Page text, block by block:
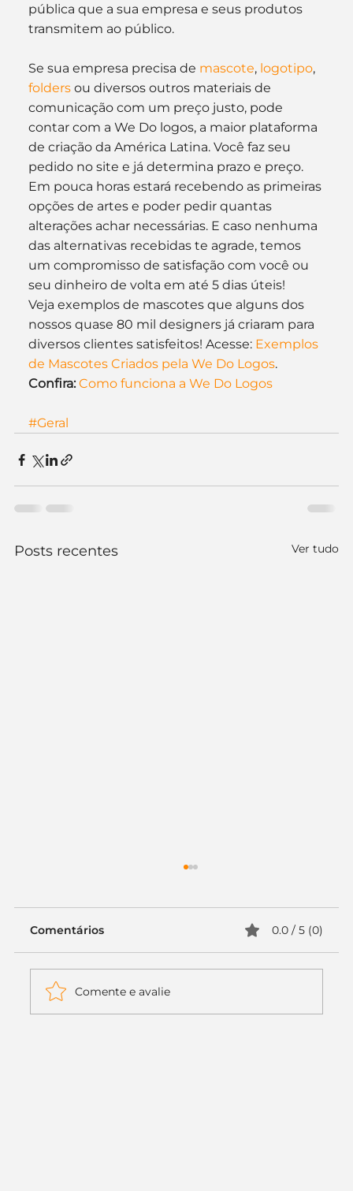
pública que a sua empresa e seus produtos
transmitem ao público.
Se sua empresa precisa de mascote, logotipo,
folders ou diversos outros materiais de
comunicação com um preço justo, pode
contar com a We Do logos, a maior plataforma
de criação da América Latina. Você faz seu
pedido no site e já determina prazo e preço.
Em pouca horas estará recebendo as primeiras
opções de artes e poder pedir quantas
alterações achar necessárias. E caso nenhuma
das alternativas recebidas te agrade, temos
um compromisso de satisfação com você ou
seu dinheiro de volta em até 5 dias úteis!
Veja exemplos de mascotes que alguns dos
nossos quase 80 mil designers já criaram para
diversos clientes satisfeitos! Acesse: Exemplos
de Mascotes Criados pela We Do Logos.
Confira: Como funciona a We Do Logos
#Geral
Posts recentes Ver tudo
Comentários 0.0 / 5 (0)
Comente e avalie